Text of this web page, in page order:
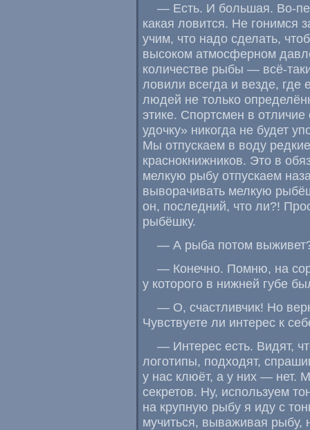
— Есть. И большая. Во-
какая ловится. Не
учим, что надо сделать,
высоком атмосферном
количестве рыбы — всё-
ловили всегда и везде, где
людей не только
этике. Спортсмен в отличие
удочку» никогда не будет
Мы отпускаем в воду
краснокнижников. Это в
мелкую рыбу отпускаем
выворачивать мелкую
он, последний, что ли?!
рыбёшку.
— А рыба потом
— Конечно. Помню, на
у которого в нижней губе
— О, счастливчик! Но
Чувствуете ли интерес к
— Интерес есть. Видят,
логотипы, подходят,
у нас клюёт, а у них — нет.
секретов. Ну, используем
на крупную рыбу я иду с
мучиться, вываживая рыбу,